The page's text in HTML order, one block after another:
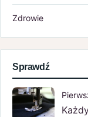
Zdrowie
Sprawdź